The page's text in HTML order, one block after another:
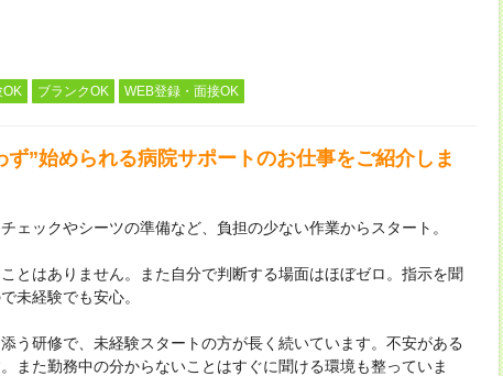
ブランクOK WEB登録・面接OK
ず”始められる病院サポートのお仕事をご紹介しま
ェックやシーツの準備など、負担の少ない作業からスタート。
とはありません。また自分で判断する場面はほぼゼロ。指示を聞
未経験でも安心。
う研修で、未経験スタートの方が長く続いています。不安がある
また勤務中の分からないことはすぐに聞ける環境も整っていま